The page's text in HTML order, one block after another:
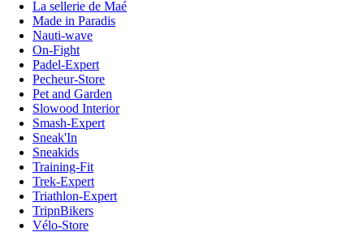
La sellerie de Maé
Made in Paradis
Nauti-wave
On-Fight
Padel-Expert
Pecheur-Store
Pet and Garden
Slowood Interior
Smash-Expert
Sneak'In
Sneakids
Training-Fit
Trek-Expert
Triathlon-Expert
TripnBikers
Vélo-Store